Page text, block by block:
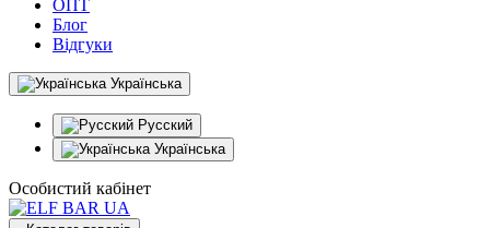
ОПТ
Блог
Відгуки
Українська
Русский
Українська
Особистий кабінет